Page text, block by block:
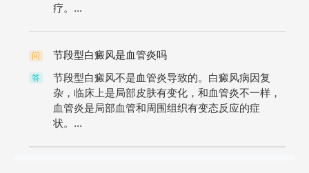
疗。...
问 节段型白癜风是血管炎吗
答
节段型白癜风不是血管炎导致的。白癜风病因复
杂，临床上是局部皮肤有变化，和血管炎不一样，
血管炎是局部血管和周围组织有变态反应的症
状。...